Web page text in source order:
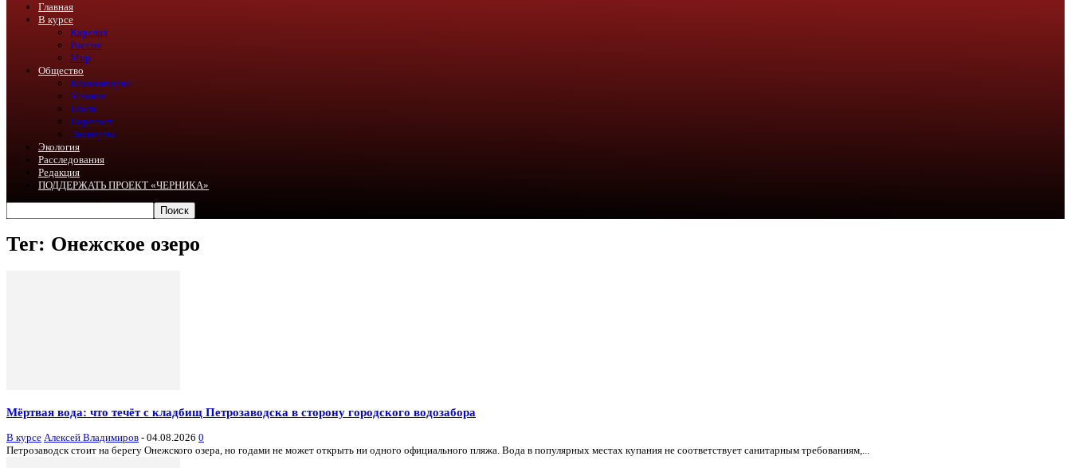
Главная
В курсе
Карелия
Россия
Мир
Общество
Комментарии
Мнения
Блоги
Перепост
Эксперты
Экология
Расследования
Редакция
ПОДДЕРЖАТЬ ПРОЕКТ «ЧЕРНИКА»
Тег: Онежское озеро
Мёртвая вода: что течёт с кладбищ Петрозаводска в сторону городского водозабора
В курсе Алексей Владимиров - 04.08.2026 0
Петрозаводск стоит на берегу Онежского озера, но годами не может открыть ни одного официального пляжа. Вода в популярных местах купания не соответствует санитарным требованиям,...